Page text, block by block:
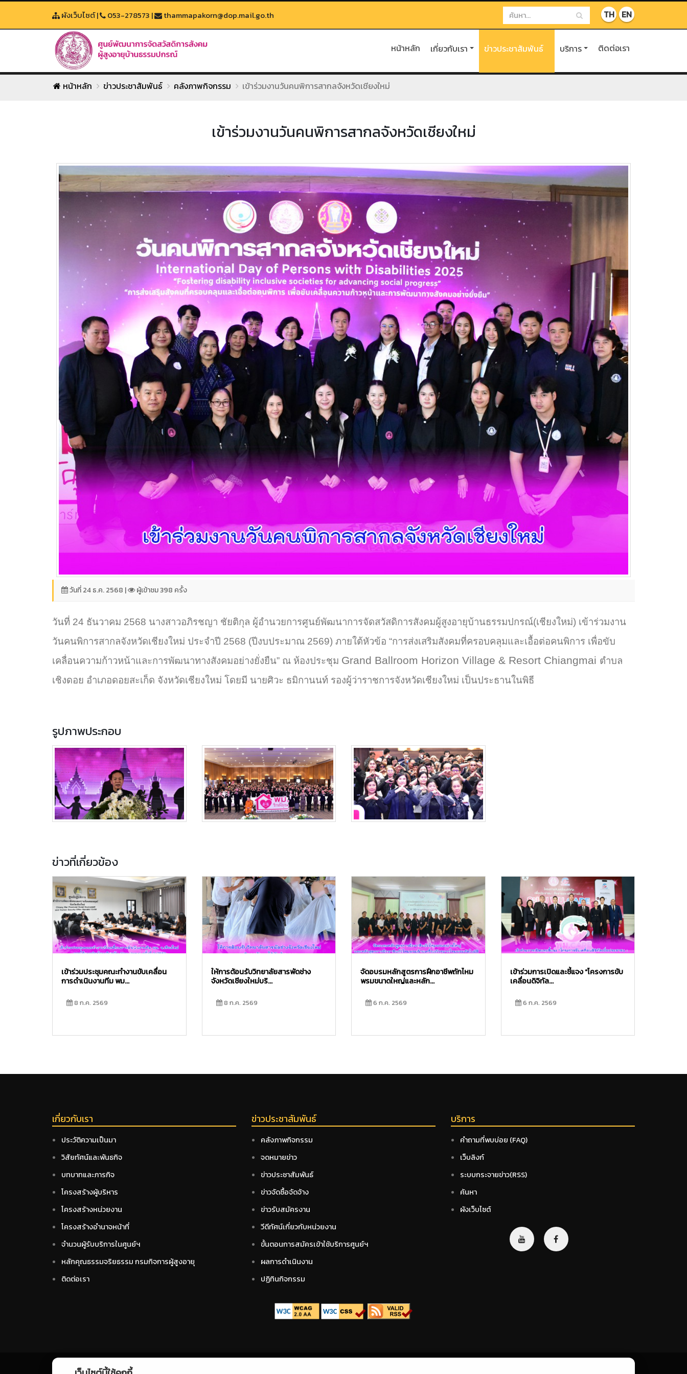
ผังเว็บไซต์| 053-278573 | thammapakorn@dop.mail.go.th TH EN
หน้าหลัก เกี่ยวกับเรา ข่าวประชาสัมพันธ์ บริการ ติดต่อเรา
หน้าหลัก ข่าวประชาสัมพันธ์ คลังภาพกิจกรรม เข้าร่วมงานวันคนพิการสากลจังหวัดเชียงใหม่
เข้าร่วมงานวันคนพิการสากลจังหวัดเชียงใหม่
วันที่ 24 ธ.ค. 2568 | ผู้เข้าชม 398 ครั้ง
วันที่ 24 ธันวาคม 2568 นางสาวอภิรชญา ชัยติกุล ผู้อำนวยการศูนย์พัฒนาการจัดสวัสดิการสังคมผู้สูงอายุบ้านธรรมปกรณ์(เชียงใหม่) เข้าร่วมงาน
วันคนพิการสากลจังหวัดเชียงใหม่ ประจำปี 2568 (ปีงบประมาณ 2569) ภายใต้หัวข้อ “การส่งเสริมสังคมที่ครอบคลุมและเอื้อต่อคนพิการ เพื่อขับ
เคลื่อนความก้าวหน้าและการพัฒนาทางสังคมอย่างยั่งยืน” ณ ห้องประชุม Grand Ballroom Horizon Village & Resort Chiangmai ตำบล
เชิงดอย อำเภอดอยสะเก็ด จังหวัดเชียงใหม่ โดยมี นายศิวะ ธมิกานนท์ รองผู้ว่าราชการจังหวัดเชียงใหม่ เป็นประธานในพิธี
รูปภาพประกอบ
ข่าวที่เกี่ยวข้อง
เข้าร่วมประชุมคณะทำงานขับเคลื่อน
การดำเนินงานทีม พม...
8 ก.ค. 2569
ให้การต้อนรับวิทยาลัยสารพัดช่าง
จังหวัดเชียงใหม่บริ...
8 ก.ค. 2569
จัดอบรมหลักสูตรการฝึกอาชีพถักไหม
พรมขนาดใหญ่และหลัก...
6 ก.ค. 2569
เข้าร่วมการเปิดและชี้แจง “โครงการขับ
เคลื่อนดิจิทัล...
6 ก.ค. 2569
เกี่ยวกับเรา
ประวัติความเป็นมา
วิสัยทัศน์และพันธกิจ
บทบาทและภารกิจ
โครงสร้างผู้บริหาร
โครงสร้างหน่วยงาน
โครงสร้างอำนาจหน้าที่
จำนวนผู้รับบริการในศูนย์ฯ
หลักคุณธรรมจริยธรรม กรมกิจการผู้สูงอายุ
ติดต่อเรา
ข่าวประชาสัมพันธ์
คลังภาพกิจกรรม
จดหมายข่าว
ข่าวประชาสัมพันธ์
ข่าวจัดซื้อจัดจ้าง
ข่าวรับสมัครงาน
วีดีทัศน์เกี่ยวกับหน่วยงาน
ขั้นตอนการสมัครเข้าใช้บริการศูนย์ฯ
ผลการดำเนินงาน
ปฏิทินกิจกรรม
บริการ
คำถามที่พบบ่อย (FAQ)
เว็บลิงก์
ระบบกระจายข่าว(RSS)
ค้นหา
ผังเว็บไซต์